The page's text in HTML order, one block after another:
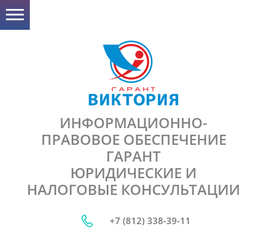
ИНФОРМАЦИОННО-
ПРАВОВОЕ ОБЕСПЕЧЕНИЕ
ГАРАНТ
ЮРИДИЧЕСКИЕ И
НАЛОГОВЫЕ КОНСУЛЬТАЦИИ
+7 (812) 338-39-11